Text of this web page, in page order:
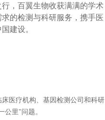
，百翼生物收获满满的学术
的检测与科研服务，携手医
建设。
医疗机构、基因检测公司和科研
公里"问题。